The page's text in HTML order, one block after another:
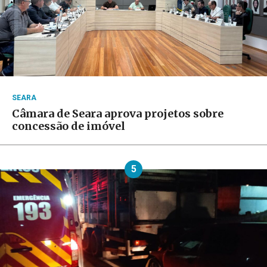
SEARA
Câmara de Seara aprova projetos sobre
concessão de imóvel
5